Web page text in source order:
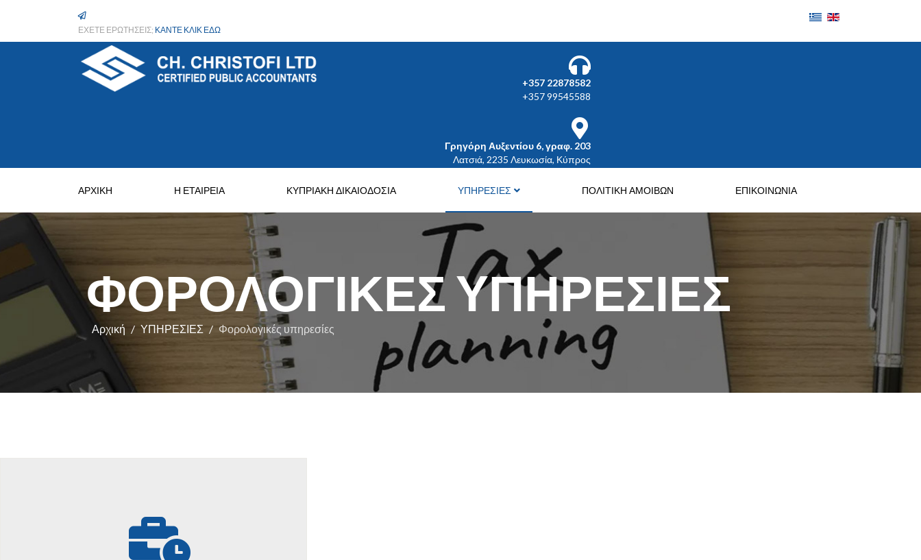
ΕΧΕΤΕ ΕΡΩΤΗΣΕΙΣ; ΚΑΝΤΕ ΚΛΙΚ ΕΔΩ
+357 22878582
+357 99545588
Γρηγόρη Αυξεντίου 6, γραφ. 203
Λατσιά, 2235 Λευκωσία, Κύπρος
ΑΡΧΙΚΗ Η ΕΤΑΙΡΕΙΑ ΚΥΠΡΙΑΚΗ ΔΙΚΑΙΟΔΟΣΙΑ ΥΠΗΡΕΣΙΕΣ ΠΟΛΙΤΙΚΗ ΑΜΟΙΒΩΝ ΕΠΙΚΟΙΝΩΝΙΑ
ΦΟΡΟΛΟΓΙΚΕΣ ΥΠΗΡΕΣΙΕΣ
Αρχική ΥΠΗΡΕΣΙΕΣ Φορολογικές υπηρεσίες